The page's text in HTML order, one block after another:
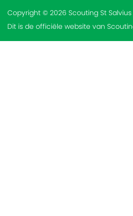
Copyright © 2026 Scouting St
Dit is de officiële website van